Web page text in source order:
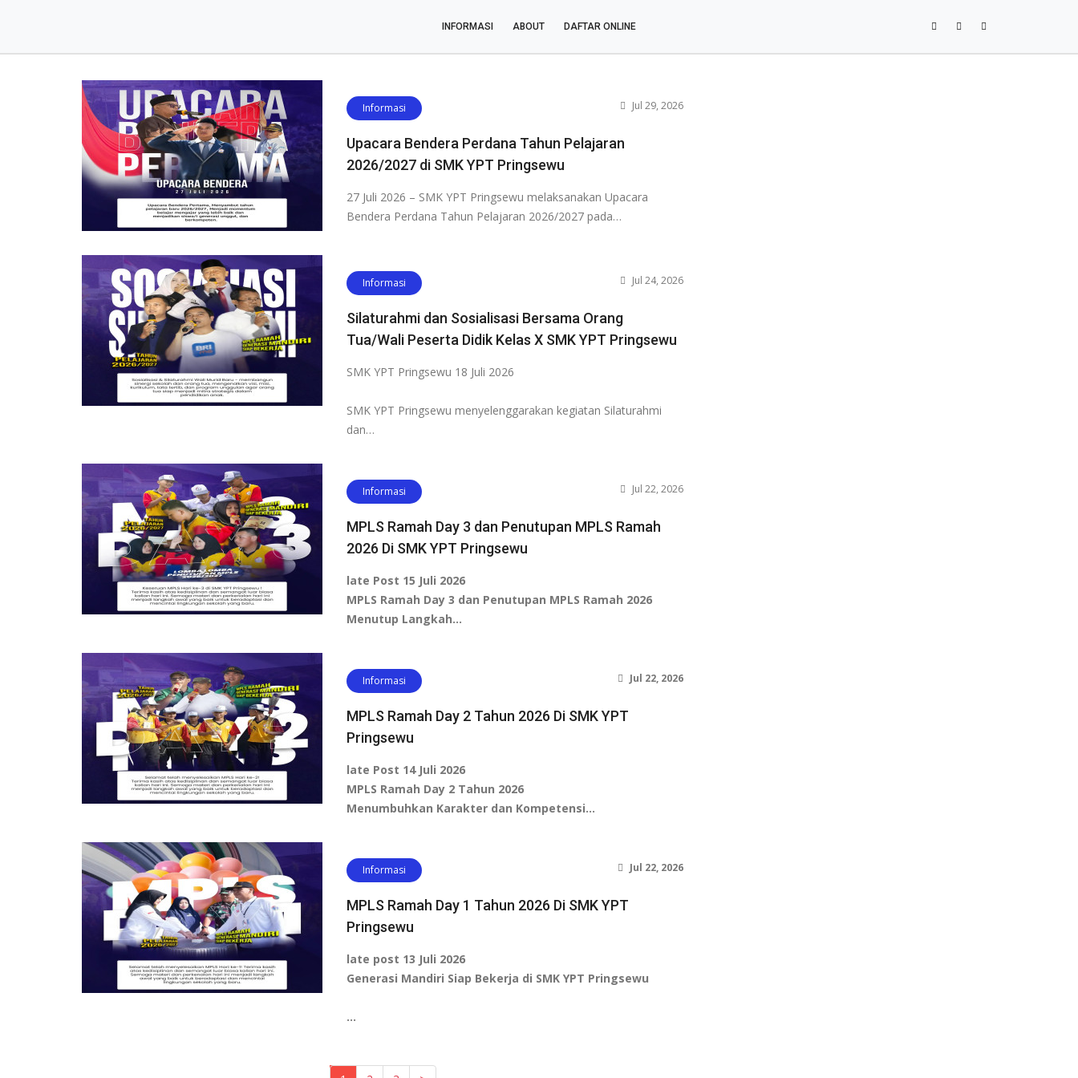
INFORMASI ABOUT DAFTAR ONLINE
Informasi Jul 29, 2026
Upacara Bendera Perdana Tahun Pelajaran
2026/2027 di SMK YPT Pringsewu
27 Juli 2026 – SMK YPT Pringsewu melaksanakan Upacara
Bendera Perdana Tahun Pelajaran 2026/2027 pada…
Informasi Jul 24, 2026
Silaturahmi dan Sosialisasi Bersama Orang
Tua/Wali Peserta Didik Kelas X SMK YPT Pringsewu
SMK YPT Pringsewu 18 Juli 2026
SMK YPT Pringsewu menyelenggarakan kegiatan Silaturahmi
dan…
Informasi Jul 22, 2026
MPLS Ramah Day 3 dan Penutupan MPLS Ramah
2026 Di SMK YPT Pringsewu
late Post 15 Juli 2026
MPLS Ramah Day 3 dan Penutupan MPLS Ramah 2026
Menutup Langkah…
Informasi Jul 22, 2026
MPLS Ramah Day 2 Tahun 2026 Di SMK YPT
Pringsewu
late Post 14 Juli 2026
MPLS Ramah Day 2 Tahun 2026
Menumbuhkan Karakter dan Kompetensi…
Informasi Jul 22, 2026
MPLS Ramah Day 1 Tahun 2026 Di SMK YPT
Pringsewu
late post 13 Juli 2026
Generasi Mandiri Siap Bekerja di SMK YPT Pringsewu
…